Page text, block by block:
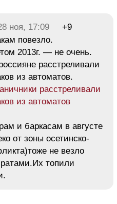
ноя, 17:09
+9
повезло.
2013г. — не очень.
расстреливали
из автоматов.
расстреливали
из автоматов
и баркасам в августе
от зоны осетинско-
не везло
топили